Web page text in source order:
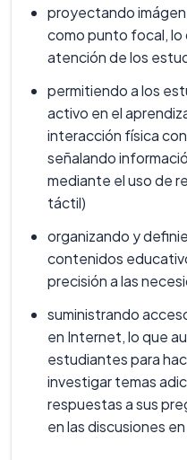
proyectando
como punto focal, lo
atención de los
permitiendo a los
activo en el
interacción física
señalando
mediante el uso de
táctil)
organizando y
contenidos
precisión a las
suministrando
en Internet, lo que
estudiantes para
investigar temas
respuestas a sus
en las discusiones